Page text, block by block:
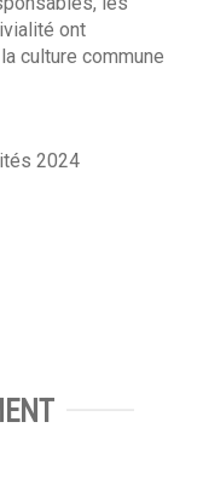
ont
culture commune
2024